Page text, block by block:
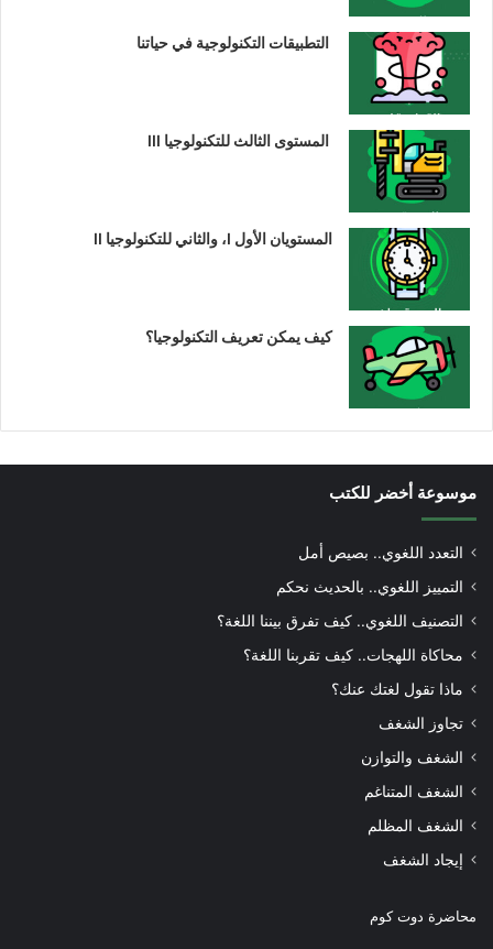
التطبيقات التكنولوجية في حياتنا
المستوى الثالث للتكنولوجيا III
المستويان الأول I، والثاني للتكنولوجيا II
كيف يمكن تعريف التكنولوجيا؟
موسوعة أخضر للكتب
التعدد اللغوي.. بصيص أمل
التمييز اللغوي.. بالحديث نحكم
التصنيف اللغوي.. كيف تفرق بيننا اللغة؟
محاكاة اللهجات.. كيف تقربنا اللغة؟
ماذا تقول لغتك عنك؟
تجاوز الشغف
الشغف والتوازن
الشغف المتناغم
الشغف المظلم
إيجاد الشغف
محاضرة دوت كوم